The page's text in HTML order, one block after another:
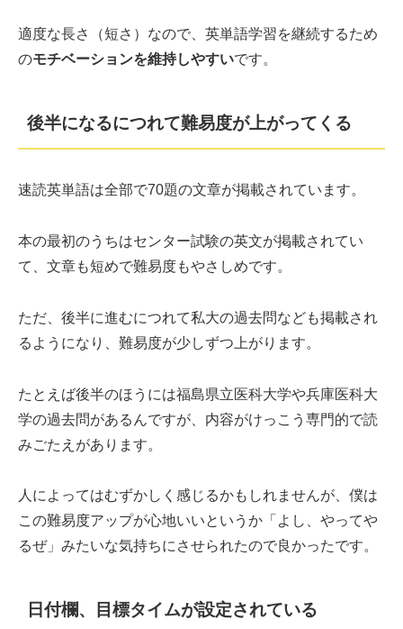
適度な長さ（短さ）なので、英単語学習を継続するため
のモチベーションを維持しやすいです。
後半になるにつれて難易度が上がってくる
速読英単語は全部で70題の文章が掲載されています。
本の最初のうちはセンター試験の英文が掲載されてい
て、文章も短めで難易度もやさしめです。
ただ、後半に進むにつれて私大の過去問なども掲載され
るようになり、難易度が少しずつ上がります。
たとえば後半のほうには福島県立医科大学や兵庫医科大
学の過去問があるんですが、内容がけっこう専門的で読
みごたえがあります。
人によってはむずかしく感じるかもしれませんが、僕は
この難易度アップが心地いいというか「よし、やってや
るぜ」みたいな気持ちにさせられたので良かったです。
日付欄、目標タイムが設定されている